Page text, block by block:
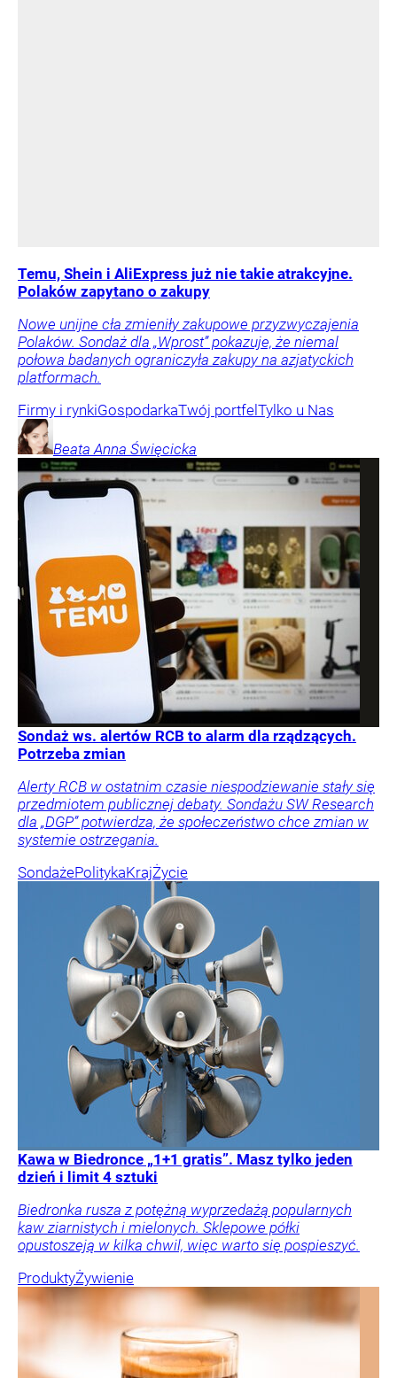
Temu, Shein i AliExpress już nie takie atrakcyjne.
Polaków zapytano o zakupy
Nowe unijne cła zmieniły zakupowe przyzwyczajenia
Polaków. Sondaż dla „Wprost” pokazuje, że niemal
połowa badanych ograniczyła zakupy na azjatyckich
platformach.
Firmy i rynkiGospodarkaTwój portfelTylko u Nas
Beata Anna Święcicka
Sondaż ws. alertów RCB to alarm dla rządzących.
Potrzeba zmian
Alerty RCB w ostatnim czasie niespodziewanie stały się
przedmiotem publicznej debaty. Sondażu SW Research
dla „DGP” potwierdza, że społeczeństwo chce zmian w
systemie ostrzegania.
SondażePolitykaKrajŻycie
Kawa w Biedronce „1+1 gratis”. Masz tylko jeden
dzień i limit 4 sztuki
Biedronka rusza z potężną wyprzedażą popularnych
kaw ziarnistych i mielonych. Sklepowe półki
opustoszeją w kilka chwil, więc warto się pospieszyć.
ProduktyŻywienie